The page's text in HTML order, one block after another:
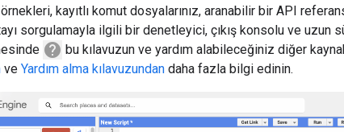
örnekleri, kayıtlı komut dosyalarınız, aranabilir bir API
sorgulamayla ilgili bir denetleyici, çıkış konsolu ve
help bu kılavuzun ve yardım alabileceğiniz diğer
ve Yardım alma kılavuzundan daha fazla bilgi edinin.